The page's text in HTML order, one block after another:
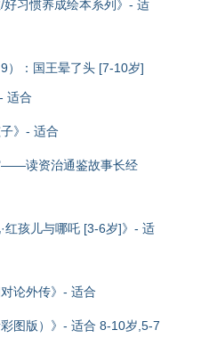
习惯养成绘本系列》- 适
）：国王晕了头 [7-10岁]
适合
》- 适合
——读资治通鉴故事长经
红孩儿与哪吒 [3-6岁]》- 适
论外传》- 适合
图版）》- 适合 8-10岁,5-7